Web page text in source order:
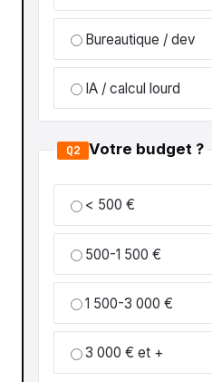
Bureautique / dev
IA / calcul lourd
Q2 Votre budget ?
< 500 €
500-1 500 €
1 500-3 000 €
3 000 € et +